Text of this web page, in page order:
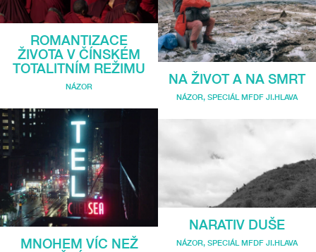
ROMANTIZACE
ŽIVOTA V ČÍNSKÉM
TOTALITNÍM REŽIMU
NÁZOR
MNOHEM VÍC NEŽ
NA ŽIVOT A NA SMRT
NÁZOR, SPECIÁL MFDF JI.HLAVA
NARATIV DUŠE
NÁZOR, SPECIÁL MFDF JI.HLAVA